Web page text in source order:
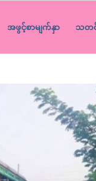
အဖွင့်စာမျက်နှာ သတ